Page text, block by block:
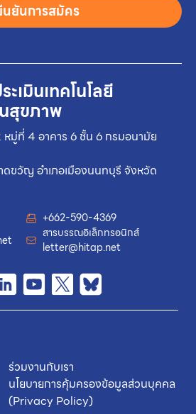
เมินเทคโนโลยี
สุขภาพ
มู่ที่ 4 อาคาร 6 ชั้น 6 กรมอนามัย
ขวัญ อำเภอเมืองนนทบุรี จังหวัด
+662-590-4369
สารบรรณอิเล็กทรอนิกส์
letter@hitap.net
ร่วมงานกับเรา
นโยบายการคุ้มครองข้อมูลส่วนบุคคล
(Privacy Policy)
ยันการสมัคร